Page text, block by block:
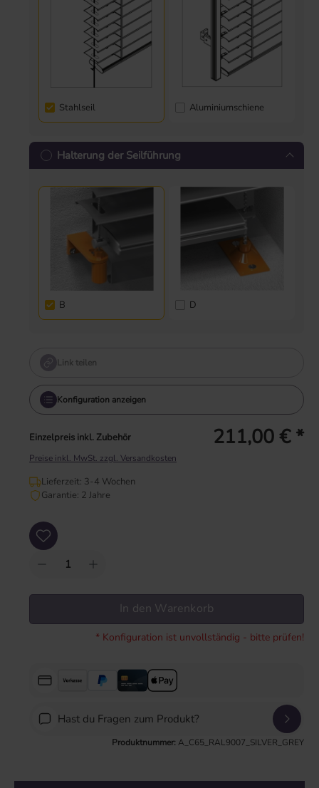
Stahlseil Aluminiumschiene
Halterung der Seilführung
B D
Link teilen
Konfiguration anzeigen
Einzelpreis inkl. Zubehör 211,00 € *
Preise inkl. MwSt. zzgl. Versandkosten
Lieferzeit: 3-4 Wochen
Garantie: 2 Jahre
Produkt Anzahl: Gib den gewünschten Wert ein oder benutze die Schaltflächen
In den Warenkorb
* Konfiguration ist unvollständig - bitte prüfen!
Hast du Fragen zum Produkt?
Produktnummer: A_C65_RAL9007_SILVER_GREY